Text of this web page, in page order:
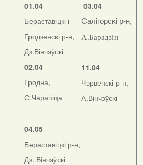
01.04
Бераставіцкі і
Гродзенскі р-н,
Дз.Вінчэўскі
02.04
Гродна,
С.Чарапіца
03.04
Салігорскі р-н,
А.Барадзін
11.04
Чэрвенскі р-н,
А.Вінчэўскі
04.05
Бераставіцкі р-н,
Дз. Вінчэўскі